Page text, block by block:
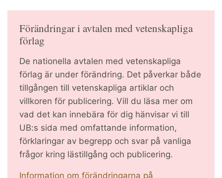
Förändringar i avtalen med vetenskapliga
förlag
De nationella avtalen med vetenskapliga
förlag är under förändring. Det påverkar både
tillgången till vetenskapliga artiklar och
villkoren för publicering. Vill du läsa mer om
vad det kan innebära för dig hänvisar vi till
UB:s sida med omfattande information,
förklaringar av begrepp och svar på vanliga
frågor kring lästillgång och publicering.
Information om förändringarna på